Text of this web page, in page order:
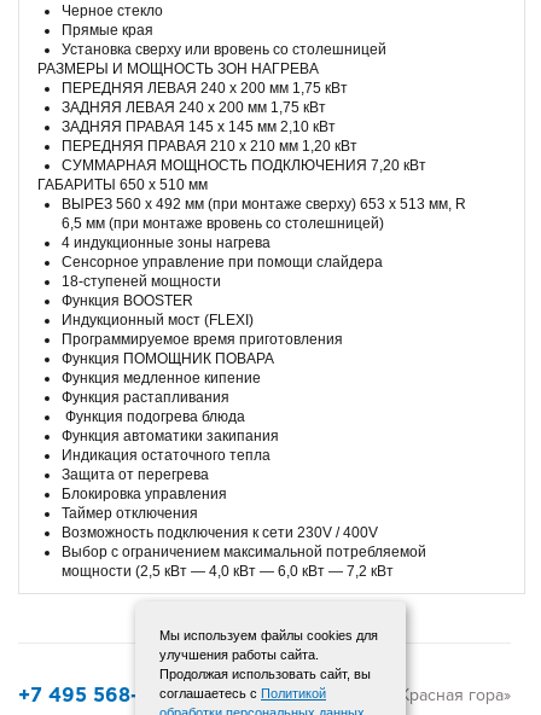
Черное стекло
Прямые края
Установка сверху или вровень со столешницей
РАЗМЕРЫ И МОЩНОСТЬ ЗОН НАГРЕВА
ПЕРЕДНЯЯ ЛЕВАЯ 240 x 200 мм 1,75 кВт
ЗАДНЯЯ ЛЕВАЯ 240 x 200 мм 1,75 кВт
ЗАДНЯЯ ПРАВАЯ 145 x 145 мм 2,10 кВт
ПЕРЕДНЯЯ ПРАВАЯ 210 x 210 мм 1,20 кВт
СУММАРНАЯ МОЩНОСТЬ ПОДКЛЮЧЕНИЯ 7,20 кВт
ГАБАРИТЫ 650 x 510 мм
ВЫРЕЗ 560 x 492 мм (при монтаже сверху) 653 x 513 мм, R
6,5 мм (при монтаже вровень со столешницей)
4 индукционные зоны нагрева
Сенсорное управление при помощи слайдера
18-ступеней мощности
Функция BOOSTER
Индукционный мост (FLEXI)
Программируемое время приготовления
Функция ПОМОЩНИК ПОВАРА
Функция медленное кипение
Функция растапливания
Функция подогрева блюда
Функция автоматики закипания
Индикация остаточного тепла
Защита от перегрева
Блокировка управления
Таймер отключения
Возможность подключения к сети 230V / 400V
Выбор с ограничением максимальной потребляемой
мощности (2,5 кВт — 4,0 кВт — 6,0 кВт — 7,2 кВт
+7 495 568-12-72 © 2015-2025 «Красная гора»
Мы используем файлы cookies для
улучшения работы сайта.
Продолжая использовать сайт, вы
соглашаетесь с Политикой